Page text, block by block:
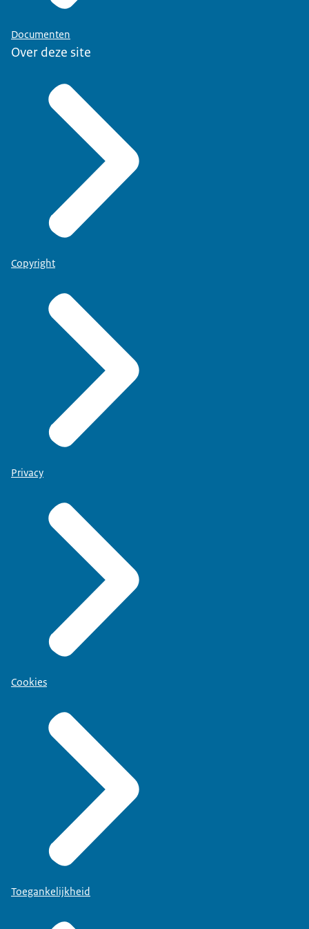
Documenten
Over deze site
Copyright
Privacy
Cookies
Toegankelijkheid